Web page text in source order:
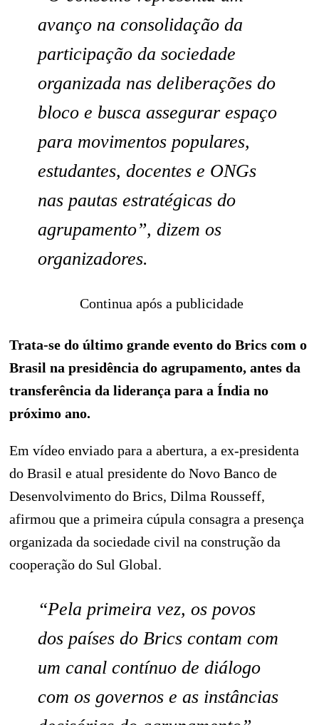
avanço na consolidação da
participação da sociedade
organizada nas deliberações do
bloco e busca assegurar espaço
para movimentos populares,
estudantes, docentes e ONGs
nas pautas estratégicas do
agrupamento”, dizem os
organizadores.
Continua após a publicidade
Trata-se do último grande evento do Brics com o
Brasil na presidência do agrupamento, antes da
transferência da liderança para a Índia no
próximo ano.
Em vídeo enviado para a abertura, a ex-presidenta
do Brasil e atual presidente do Novo Banco de
Desenvolvimento do Brics, Dilma Rousseff,
afirmou que a primeira cúpula consagra a presença
organizada da sociedade civil na construção da
cooperação do Sul Global.
“Pela primeira vez, os povos
dos países do Brics contam com
um canal contínuo de diálogo
com os governos e as instâncias